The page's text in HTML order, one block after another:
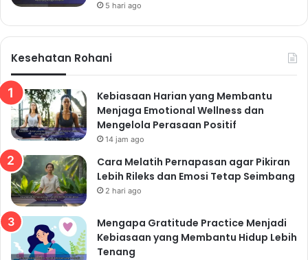
5 hari ago
Kesehatan Rohani
Kebiasaan Harian yang Membantu
Menjaga Emotional Wellness dan
Mengelola Perasaan Positif
14 jam ago
Cara Melatih Pernapasan agar Pikiran
Lebih Rileks dan Emosi Tetap Seimbang
2 hari ago
Mengapa Gratitude Practice Menjadi
Kebiasaan yang Membantu Hidup Lebih
Tenang